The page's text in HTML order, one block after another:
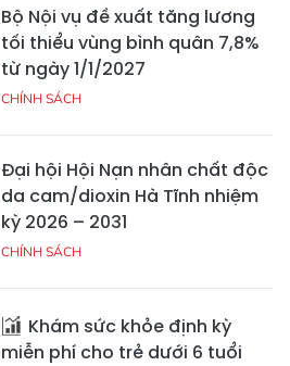
Bộ Nội vụ đề xuất tăng lương
tối thiểu vùng bình quân 7,8%
từ ngày 1/1/2027
CHÍNH SÁCH
Đại hội Hội Nạn nhân chất độc
da cam/dioxin Hà Tĩnh nhiệm
kỳ 2026 – 2031
CHÍNH SÁCH
Khám sức khỏe định kỳ
miễn phí cho trẻ dưới 6 tuổi